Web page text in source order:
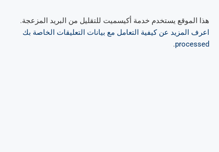
هذا الموقع يستخدم خدمة أكيسميت للتقليل من البريد المزعجة.
اعرف المزيد عن كيفية التعامل مع بيانات التعليقات الخاصة بك
processed
.